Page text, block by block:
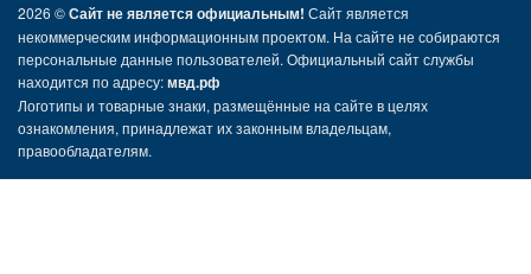
2026 ©Сайт не является официальным! Сайт является
некоммерческим информационным проектом. На сайте не собираются
персональные данные пользователей. Официальный сайт службы
находится по адресу:мвд.рф
Логотипы и товарные знаки, размещённые на сайте в целях
ознакомления, принадлежат их законным владельцам,
правообладателям.